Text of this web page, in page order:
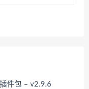
件包 – v2.9.6